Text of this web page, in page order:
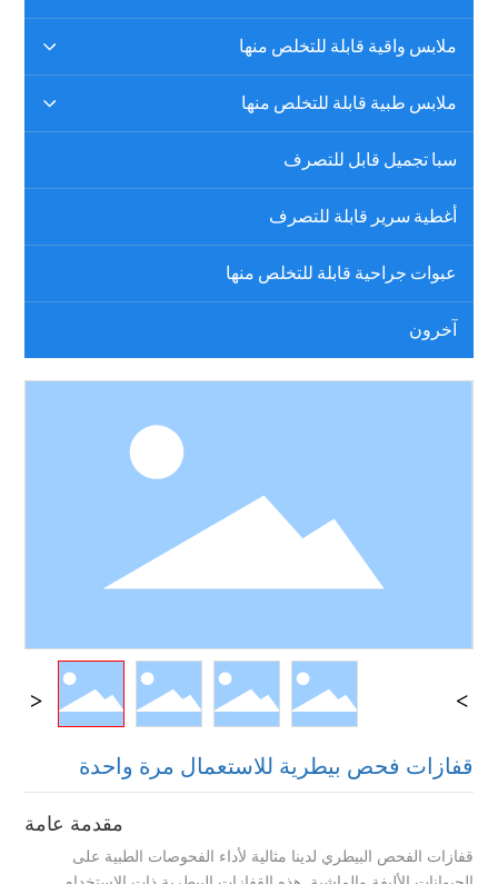
ملابس واقية قابلة للتخلص منها
ملابس طبية قابلة للتخلص منها
سبا تجميل قابل للتصرف
أغطية سرير قابلة للتصرف
عبوات جراحية قابلة للتخلص منها
آخرون
قفازات فحص بيطرية للاستعمال مرة واحدة
مقدمة عامة
قفازات الفحص البيطري لدينا مثالية لأداء الفحوصات الطبية على